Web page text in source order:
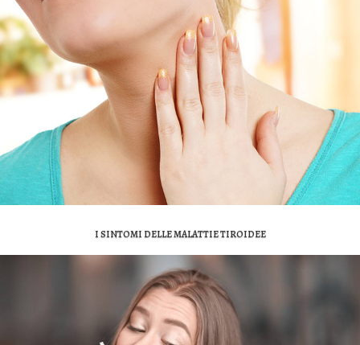
I SINTOMI DELLE MALATTIE TIROIDEE